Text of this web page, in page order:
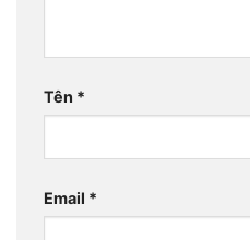
Tên *
Email *